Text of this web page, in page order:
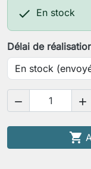
 En stock
Délai de
 
